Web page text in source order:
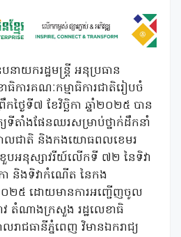
ាយករដ្ឋមន្ត្រី អនុប្រធាន
ធិការគណៈកម្មាធិការជាតិរៀបចំ
ថ្ងៃទី៧ ខែវិច្ឆិកា ឆ្នាំ២០២៥ បាន
ទីតាំងផែនឈរសម្រាប់ថ្នាក់ដឹកនាំ
ាលជាតិ និងកងយោធពលខេមរ
ប​អនុស្សាវរីយ៍លើកទី ៧២ នៃទិវា
ា និងទិវាកំណើត នៃកង
០២៥ ដោយមានការអញ្ជើញចូល
តំណាងក្រសួង រដ្ឋលេខាធិ
ល​រាជធានីភ្នំពេញ វិមានឯករាជ្យ